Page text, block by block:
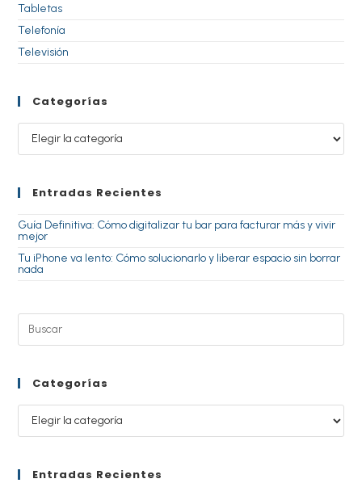
Tabletas
Telefonía
Televisión
Categorías
Entradas Recientes
Guía Definitiva: Cómo digitalizar tu bar para facturar más y vivir
mejor
Tu iPhone va lento: Cómo solucionarlo y liberar espacio sin borrar
nada
Categorías
Entradas Recientes